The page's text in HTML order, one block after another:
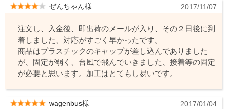
ぜんちゃん様 2017/11/07
注文し、入金後、即出荷のメールが入り、その２日後に到
着しました、対応がすごく早かったです。
商品はプラスチックのキャップが差し込んでありました
が、固定が弱く、台風で飛んでいきました、接着等の固定
が必要と思います。加工はとてもし易いです。
wagenbus様 2017/01/04